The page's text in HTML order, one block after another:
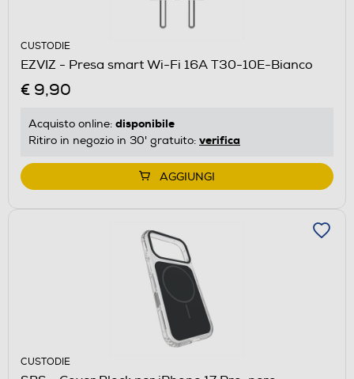
CUSTODIE
EZVIZ - Presa smart Wi-Fi 16A T30-10E-Bianco
€ 9,90
Acquisto online: disponibile
Ritiro in negozio in 30' gratuito: verifica
AGGIUNGI
CUSTODIE